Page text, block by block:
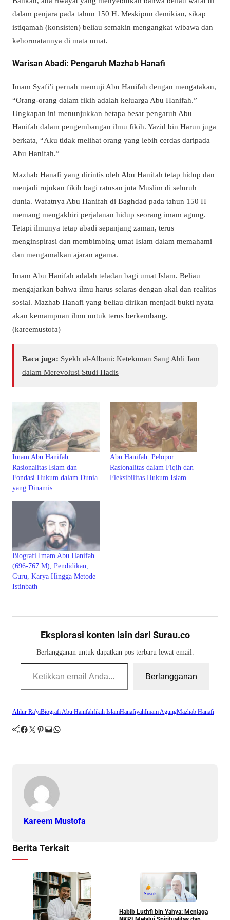
dalam penjara pada tahun 150 H. Meskipun demikian, sikap
istiqamah (konsisten) beliau semakin mengangkat wibawa dan
kehormatannya di mata umat.
Warisan Abadi: Pengaruh Mazhab Hanafi
Imam Syafi’i pernah memuji Abu Hanifah dengan mengatakan,
“Orang-orang dalam fikih adalah keluarga Abu Hanifah.”
Ungkapan ini menunjukkan betapa besar pengaruh Abu
Hanifah dalam pengembangan ilmu fikih. Yazid bin Harun juga
berkata, “Aku tidak melihat orang yang lebih cerdas daripada
Abu Hanifah.”
Mazhab Hanafi yang dirintis oleh Abu Hanifah tetap hidup dan
menjadi rujukan fikih bagi ratusan juta Muslim di seluruh
dunia. Wafatnya Abu Hanifah di Baghdad pada tahun 150 H
memang mengakhiri perjalanan hidup seorang imam agung.
Tetapi ilmunya tetap abadi sepanjang zaman, terus
menginspirasi dan membimbing umat Islam dalam memahami
dan mengamalkan ajaran agama.
Imam Abu Hanifah adalah teladan bagi umat Islam. Beliau
mengajarkan bahwa ilmu harus selaras dengan akal dan realitas
sosial. Mazhab Hanafi yang beliau dirikan menjadi bukti nyata
akan kemampuan ilmu untuk terus berkembang.
(kareemustofa)
Baca juga: Syekh al-Albani: Ketekunan Sang Ahli Jam
dalam Merevolusi Studi Hadis
Imam Abu Hanifah:
Rasionalitas Islam dan
Fondasi Hukum dalam Dunia
yang Dinamis
Abu Hanifah: Pelopor
Rasionalitas dalam Fiqih dan
Fleksibilitas Hukum Islam
Biografi Imam Abu Hanifah
(696-767 M), Pendidikan,
Guru, Karya Hingga Metode
Istinbath
Eksplorasi konten lain dari Surau.co
Berlangganan untuk dapatkan pos terbaru lewat email.
Ketikkan email Anda...
Berlangganan
Ahlur Ra'yiBiografi Abu Hanifahfikih IslamHanafiyahImam AgungMazhab Hanafi
Facebook Twitter Pinterest Mail WhatsApp
Kareem Mustofa
Berita Terkait
Sosok
Habib Luthfi bin Yahya: Menjaga